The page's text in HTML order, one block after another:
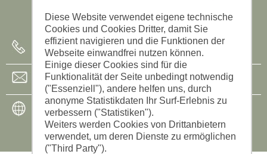
Diese Website verwendet eigene technische
Cookies und Cookies Dritter, damit Sie
effizient navigieren und die Funktionen der
Webseite einwandfrei nutzen können.
Einige dieser Cookies sind für die
Funktionalität der Seite unbedingt notwendig
("Essenziell"), andere helfen uns, durch
anonyme Statistikdaten Ihr Surf-Erlebnis zu
verbessern ("Statistiken").
Weiters werden Cookies von Drittanbietern
verwendet, um deren Dienste zu ermöglichen
("Third Party").
+39 0473 448 628
info@wiedmairhof.com
www.wiedmairhof.com